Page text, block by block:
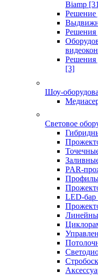
Biamp
Решение
Решения
Решения
[3]
Шоу-
Световое
PAR-
LED-бар